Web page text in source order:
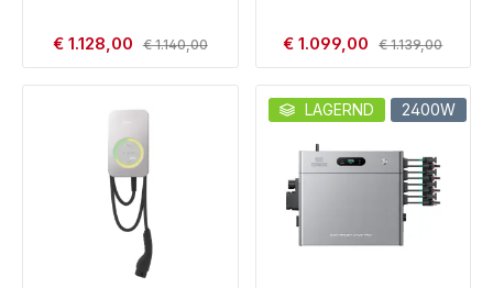
Verkaufspreis:
€ 1.128,00 Regulärer Preis:
€ 1.140,00 Verkaufspreis:
€ 1.099,00 Regulärer Preis:
€ 1.139,00
LAGERND 2400W